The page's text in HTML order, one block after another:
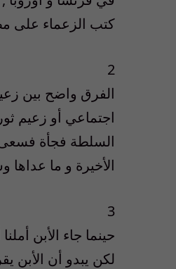
كتب الزعماء على
2
الفرق واضح بين
اجتماعي أو زعيم
السلطة فجأة فسعى
الأخيرة و ما
3
حينما جاء الأبن
لكن يبدو أن الأبن